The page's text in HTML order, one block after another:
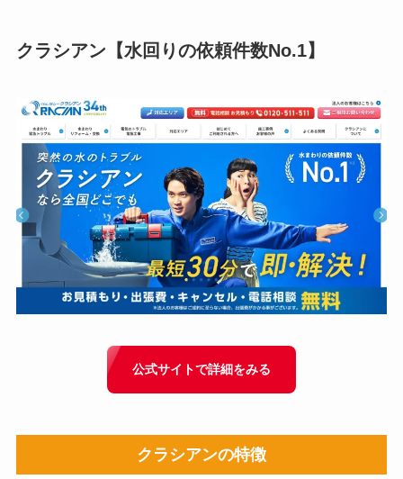
クラシアン 【水回りの依頼件数No.1】
公式サイトで詳細をみる
クラシアンの特徴